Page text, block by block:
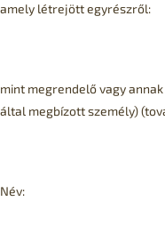
amely létrejött egyrészről:
mint megrendelő vagy
által megbízott személy)
Név: